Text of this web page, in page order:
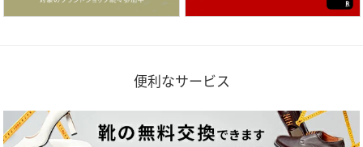
便利なサービス